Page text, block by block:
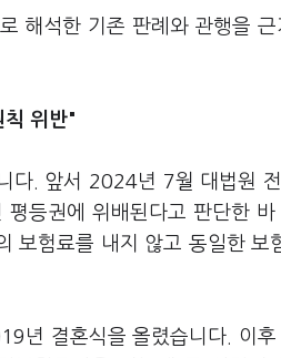
해석한 기존 판례와 관행을
칙 위반"
다. 앞서 2024년 7월 대법원
등권에 위배된다고 판단한
보험료를 내지 않고 동일한 보
년 결혼식을 올렸습니다. 이